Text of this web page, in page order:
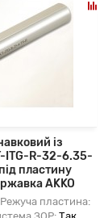
із
ITG-R-32-6.35-
пластину
AKKO
Режуча пластина: